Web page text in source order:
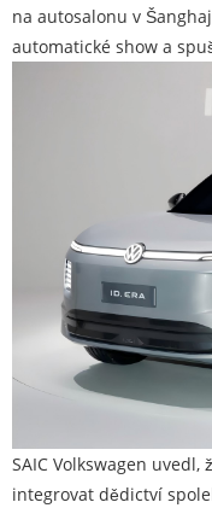
na autosalonu v
automatické show a
SAIC Volkswagen
integrovat dědictví